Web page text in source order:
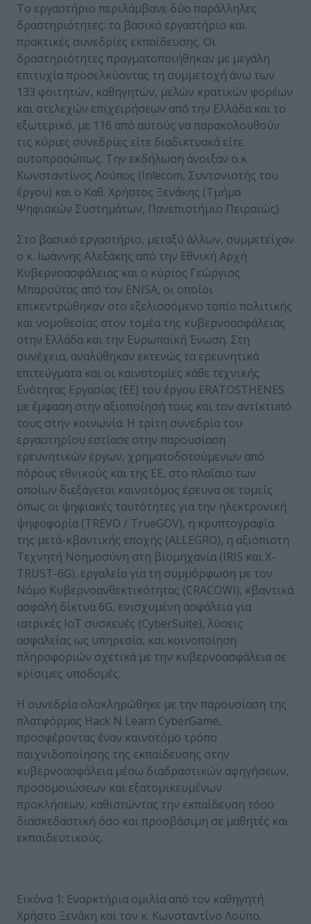
Το εργαστήριο περιλάμβανε δύο παράλληλες
δραστηριότητες: το βασικό εργαστήριο και
πρακτικές συνεδρίες εκπαίδευσης. Οι
δραστηριότητες πραγματοποιήθηκαν με μεγάλη
επιτυχία προσελκύοντας τη συμμετοχή άνω των
133 φοιτητών, καθηγητών, μελών κρατικών φορέων
και στελεχών επιχειρήσεων από την Ελλάδα και το
εξωτερικό, με 116 από αυτούς να παρακολουθούν
τις κύριες συνεδρίες είτε διαδικτυακά είτε
αυτοπροσώπως. Την εκδήλωση άνοιξαν ο κ.
Κωνσταντίνος Λούπος (Inlecom, Συντονιστής του
έργου) και ο Καθ. Χρήστος Ξενάκης (Τμήμα
Ψηφιακών Συστημάτων, Πανεπιστήμιο Πειραιώς).
Στο βασικό εργαστήριο, μεταξύ άλλων, συμμετείχαν
ο κ. Ιωάννης Αλεξάκης από την Εθνική Αρχή
Κυβερνοασφάλειας και ο κύριος Γεώργιος
Μπαρούτας από τον ENISA, οι οποίοι
επικεντρώθηκαν στο εξελισσόμενο τοπίο πολιτικής
και νομοθεσίας στον τομέα της κυβερνοασφάλειας
στην Ελλάδα και την Ευρωπαϊκή Ένωση. Στη
συνέχεια, αναλύθηκαν εκτενώς τα ερευνητικά
επιτεύγματα και οι καινοτομίες κάθε τεχνικής
Ενότητας Εργασίας (ΕΕ) του έργου ERATOSTHENES
με έμφαση στην αξιοποίησή τους και τον αντίκτυπό
τους στην κοινωνία. Η τρίτη συνεδρία του
εργαστηρίου εστίασε στην παρουσίαση
ερευνητικών έργων, χρηματοδοτούμενων από
πόρους εθνικούς και της ΕΕ, στo πλαίσιo των
οποίων διεξάγεται καινοτόμος έρευνα σε τομείς
όπως οι ψηφιακές ταυτότητες για την ηλεκτρονική
ψηφοφορία (TREVO / TrueGOV), η κρυπτογραφία
της μετά-κβαντικής εποχής (ALLEGRO), η αξιόπιστη
Τεχνητή Νοημοσύνη στη βιομηχανία (IRIS και X-
TRUST-6G), εργαλεία για τη συμμόρφωση με τον
Νόμο Κυβερνοανθεκτικότητας (CRACOWI), κβαντικά
ασφαλή δίκτυα 6G, ενισχυμένη ασφάλεια για
ιατρικές IoT συσκευές (CyberSuite), λύσεις
ασφαλείας ως υπηρεσία, και κοινοποίηση
πληροφοριών σχετικά με την κυβερνοασφάλεια σε
κρίσιμες υποδομές.
Η συνεδρία ολοκληρώθηκε με την παρουσίαση της
πλατφόρμας Hack N Learn CyberGame,
προσφέροντας έναν καινοτόμο τρόπο
παιχνιδοποίησης της εκπαίδευσης στην
κυβερνοασφάλεια μέσω διαδραστικών αφηγήσεων,
προσομοιώσεων και εξατομικευμένων
προκλήσεων, καθιστώντας την εκπαίδευση τόσο
διασκεδαστική όσο και προσβάσιμη σε μαθητές και
εκπαιδευτικούς.
Εικόνα 1: Εναρκτήρια ομιλία από τον καθηγητή
Χρήστο Ξενάκη και τον κ. Κωνσταντίνο Λούπο.